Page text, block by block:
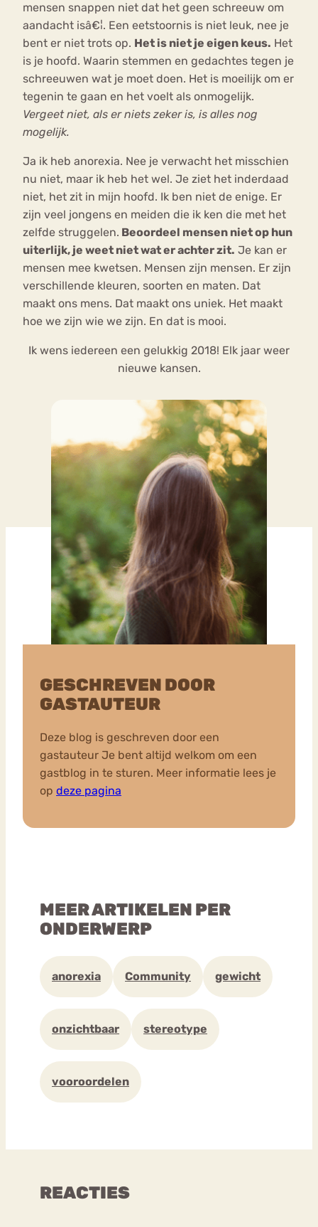
mensen snappen niet dat het geen schreeuw om
aandacht isâ€¦. Een eetstoornis is niet leuk, nee je
bent er niet trots op. Het is niet je eigen keus. Het
is je hoofd. Waarin stemmen en gedachtes tegen je
schreeuwen wat je moet doen. Het is moeilijk om er
tegenin te gaan en het voelt als onmogelijk.
Vergeet niet, als er niets zeker is, is alles nog
mogelijk.
Ja ik heb anorexia. Nee je verwacht het misschien
nu niet, maar ik heb het wel. Je ziet het inderdaad
niet, het zit in mijn hoofd. Ik ben niet de enige. Er
zijn veel jongens en meiden die ik ken die met het
zelfde struggelen. Beoordeel mensen niet op hun
uiterlijk, je weet niet wat er achter zit. Je kan er
mensen mee kwetsen. Mensen zijn mensen. Er zijn
verschillende kleuren, soorten en maten. Dat
maakt ons mens. Dat maakt ons uniek. Het maakt
hoe we zijn wie we zijn. En dat is mooi.
Ik wens iedereen een gelukkig 2018! Elk jaar weer
nieuwe kansen.
GESCHREVEN DOOR
GASTAUTEUR
Deze blog is geschreven door een
gastauteur Je bent altijd welkom om een
gastblog in te sturen. Meer informatie lees je
op deze pagina
MEER ARTIKELEN PER
ONDERWERP
anorexia Community gewicht
onzichtbaar stereotype
vooroordelen
REACTIES